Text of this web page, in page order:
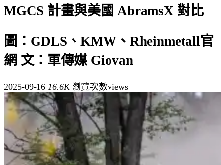
MGCS 計畫與美國 AbramsX 對比
圖：GDLS、KMW、Rheinmetall官
網 文：軍傳媒 Giovan
2025-09-16 16.6K瀏覽次數views